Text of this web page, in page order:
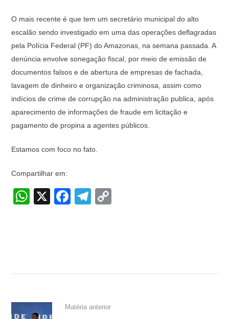
O mais recente é que tem um secretário municipal do alto
escalão sendo investigado em uma das operações deflagradas
pela Polícia Federal (PF) do Amazonas, na semana passada. A
denúncia envolve sonegação fiscal, por meio de emissão de
documentos falsos e de abertura de empresas de fachada,
lavagem de dinheiro e organização criminosa, assim como
indícios de crime de corrupção na administração publica, após
aparecimento de informações de fraude em licitação e
pagamento de propina a agentes públicos.
Estamos com foco no fato.
Compartilhar em:
W
p
X
F
o
k
T
m n
Matéria anterior